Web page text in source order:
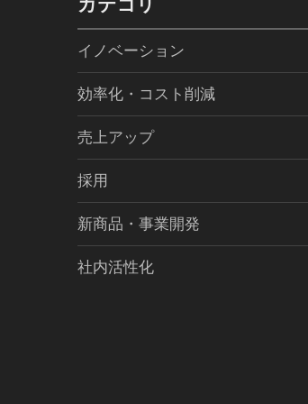
カテゴリ
イノベーション
効率化・コスト削減
売上アップ
採用
新商品・事業開発
社内活性化